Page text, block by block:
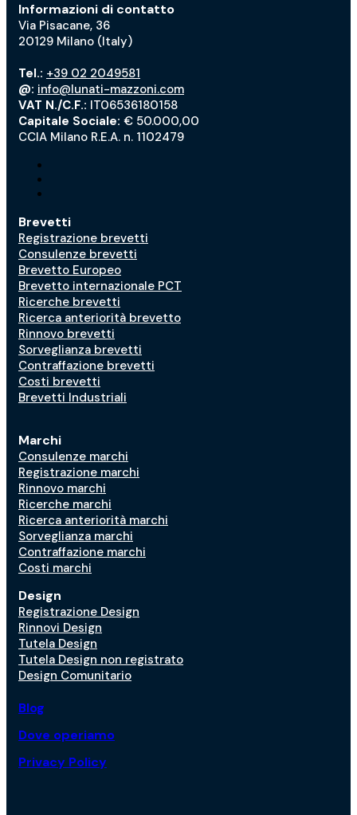
Informazioni di contatto
Via Pisacane, 36
20129 Milano (Italy)
Tel.: +39 02 2049581
@: info@lunati-mazzoni.com
VAT N./C.F.: IT06536180158
Capitale Sociale: € 50.000,00
CCIA Milano R.E.A. n. 1102479
Brevetti
Registrazione brevetti
Consulenze brevetti
Brevetto Europeo
Brevetto internazionale PCT
Ricerche brevetti
Ricerca anteriorità brevetto
Rinnovo brevetti
Sorveglianza brevetti
Contraffazione brevetti
Costi brevetti
Brevetti Industriali
Marchi
Consulenze marchi
Registrazione marchi
Rinnovo marchi
Ricerche marchi
Ricerca anteriorità marchi
Sorveglianza marchi
Contraffazione marchi
Costi marchi
Design
Registrazione Design
Rinnovi Design
Tutela Design
Tutela Design non registrato
Design Comunitario
Blog
Dove operiamo
Privacy Policy